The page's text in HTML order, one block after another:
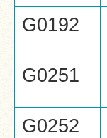
G0192
G0251
G0252